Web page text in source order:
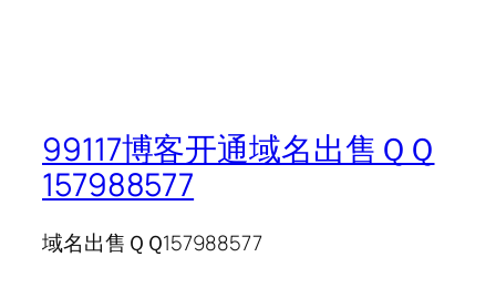
99117博客开通域名出售ＱＱ
157988577
域名出售ＱＱ157988577